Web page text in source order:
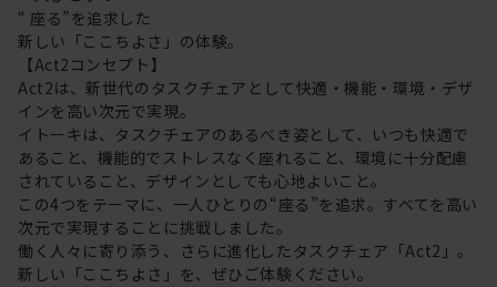
“ 座る”を追求した
新しい「ここちよさ」の体験。
【Act2コンセプト】
Act2は、新世代のタスクチェアとして快適・機能・環境・デザ
インを高い次元で実現。
イトーキは、タスクチェアのあるべき姿として、いつも快適で
あること、機能的でストレスなく座れること、環境に十分配慮
されていること、デザインとしても心地よいこと。
この4つをテーマに、一人ひとりの“座る”を追求。すべてを高い
次元で実現することに挑戦しました。
働く人々に寄り添う、さらに進化したタスクチェア「Act2」。
新しい「ここちよさ」を、ぜひご体験ください。